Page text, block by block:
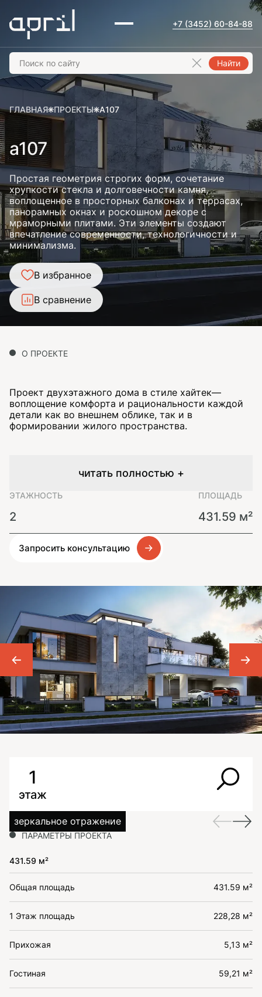
+7 (3452) 60-84-88
Найти
ГЛАВНАЯ ПРОЕКТЫ A107
a107
Простая геометрия строгих форм, сочетание
хрупкости стекла и долговечности камня,
воплощенное в просторных балконах и террасах,
панорамных окнах и роскошном декоре с
мраморными плитами. Эти элементы создают
впечатление современности, технологичности и
минимализма.
В избранное
В сравнение
О ПРОЕКТЕ
Проект двухэтажного дома в стиле хайтек—
воплощение комфорта и рациональности каждой
детали как во внешнем облике, так и в
формировании жилого пространства.
читать полностью +
ЭТАЖНОСТЬ
2
ПЛОЩАДЬ
431.59 м²
Запросить консультацию
1
этаж
зеркальное отражение
ПАРАМЕТРЫ ПРОЕКТА
431.59 м²
Общая площадь 431.59 м²
1 Этаж площадь 228,28 м²
Прихожая 5,13 м²
Гостиная 59,21 м²